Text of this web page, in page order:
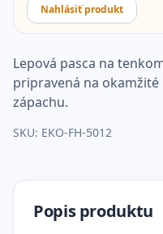
Nahlásiť produkt
Lepová pasca na
pripravená na okamžité
zápachu.
SKU: EKO-FH-5012
Popis produktu